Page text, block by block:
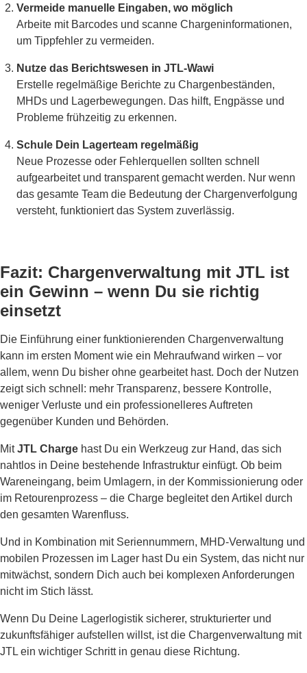
Vermeide manuelle Eingaben, wo möglich
Arbeite mit Barcodes und scanne Chargeninformationen,
um Tippfehler zu vermeiden.
Nutze das Berichtswesen in JTL-Wawi
Erstelle regelmäßige Berichte zu Chargenbeständen,
MHDs und Lagerbewegungen. Das hilft, Engpässe und
Probleme frühzeitig zu erkennen.
Schule Dein Lagerteam regelmäßig
Neue Prozesse oder Fehlerquellen sollten schnell
aufgearbeitet und transparent gemacht werden. Nur wenn
das gesamte Team die Bedeutung der Chargenverfolgung
versteht, funktioniert das System zuverlässig.
Fazit: Chargenverwaltung mit JTL ist
ein Gewinn – wenn Du sie richtig
einsetzt
Die Einführung einer funktionierenden Chargenverwaltung
kann im ersten Moment wie ein Mehraufwand wirken – vor
allem, wenn Du bisher ohne gearbeitet hast. Doch der Nutzen
zeigt sich schnell: mehr Transparenz, bessere Kontrolle,
weniger Verluste und ein professionelleres Auftreten
gegenüber Kunden und Behörden.
MitJTL Charge hast Du ein Werkzeug zur Hand, das sich
nahtlos in Deine bestehende Infrastruktur einfügt. Ob beim
Wareneingang, beim Umlagern, in der Kommissionierung oder
im Retourenprozess – die Charge begleitet den Artikel durch
den gesamten Warenfluss.
Und in Kombination mit Seriennummern, MHD-Verwaltung und
mobilen Prozessen im Lager hast Du ein System, das nicht nur
mitwächst, sondern Dich auch bei komplexen Anforderungen
nicht im Stich lässt.
Wenn Du Deine Lagerlogistik sicherer, strukturierter und
zukunftsfähiger aufstellen willst, ist die Chargenverwaltung mit
JTL ein wichtiger Schritt in genau diese Richtung.